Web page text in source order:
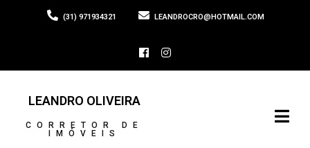
(31) 971934321 LEANDROCRO@HOTMAIL.COM
LEANDRO OLIVEIRA
CORRETOR DE
IMÓVEIS